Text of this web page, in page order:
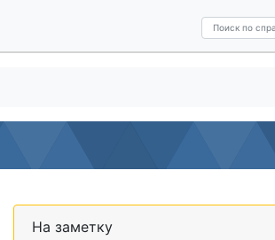
На заметку